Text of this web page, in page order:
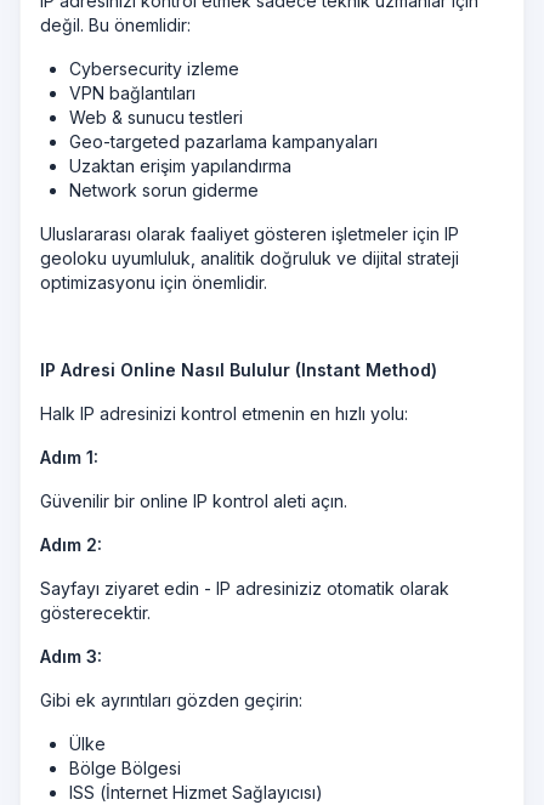
değil. Bu önemlidir:
Cybersecurity izleme
VPN bağlantıları
Web & sunucu testleri
Geo-targeted pazarlama kampanyaları
Uzaktan erişim yapılandırma
Network sorun giderme
Uluslararası olarak faaliyet gösteren işletmeler için IP
geoloku uyumluluk, analitik doğruluk ve dijital strateji
optimizasyonu için önemlidir.
IP Adresi Online Nasıl Bululur (Instant Method)
Halk IP adresinizi kontrol etmenin en hızlı yolu:
Adım 1:
Güvenilir bir online IP kontrol aleti açın.
Adım 2:
Sayfayı ziyaret edin - IP adresiniziz otomatik olarak
gösterecektir.
Adım 3:
Gibi ek ayrıntıları gözden geçirin:
Ülke
Bölge Bölgesi
ISS (İnternet Hizmet Sağlayıcısı)